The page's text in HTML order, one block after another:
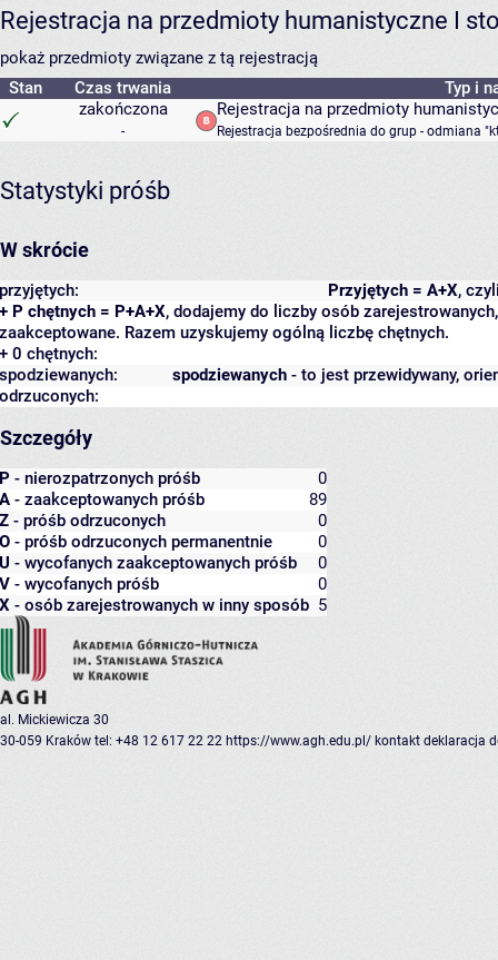
Rejestracja na przedmioty humanistyczne I
pokaż przedmioty związane z tą rejestracją
Stan
Czas trwania
Typ i
zakończona
-
Rejestracja na przedmioty
Rejestracja bezpośrednia do grup - odmiana
Statystyki próśb
W skrócie
Przyjętych = A+X,
przyjętych:
+ P chętnych = P+A+X, dodajemy do liczby osób
zaakceptowane. Razem uzyskujemy ogólną liczbę chętnych.
+ 0 chętnych:
spodziewanych - to jest przewidywany,
spodziewanych:
odrzuconych:
Szczegóły
P - nierozpatrzonych próśb
0
A - zaakceptowanych próśb
89
Z - próśb odrzuconych
0
O - próśb odrzuconych permanentnie
0
U - wycofanych zaakceptowanych próśb
0
V - wycofanych próśb
0
X - osób zarejestrowanych w inny sposób 5
al. Mickiewicza 30
30-059 Kraków tel: +48 12 617 22 22 https://www.agh.edu.pl/ kontakt deklaracja